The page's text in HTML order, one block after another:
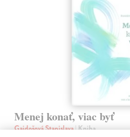
Menej konať, viac byť
Gajdošová Stanislava| Kniha